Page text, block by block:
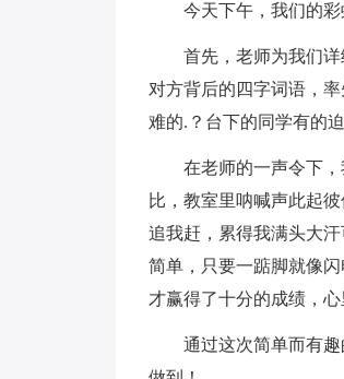
今天下午，我们的彩
首先，老师为我们详
对方背后的四字词语，
难的.？台下的同学有的
在老师的一声令下，
比，教室里呐喊声此起
追我赶，累得我满头大
简单，只要一踮脚就像
才赢得了十分的成绩，
通过这次简单而有趣